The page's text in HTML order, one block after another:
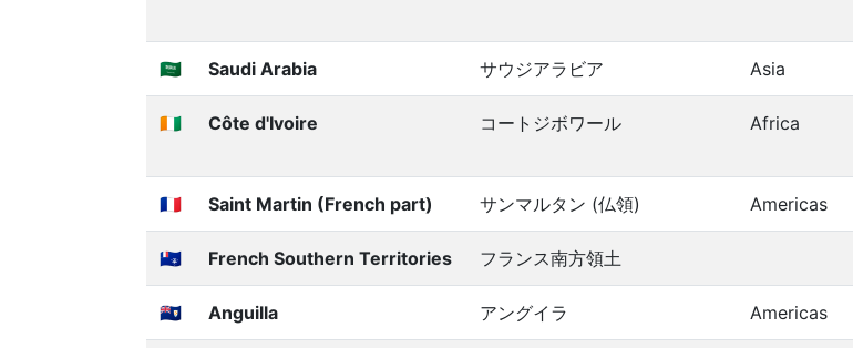
🇸🇦 Saudi Arabia サウジアラビア Asia
🇨🇮 Côte d'Ivoire コートジボワール Africa
🇲🇫 Saint Martin (French part) サンマルタン (仏領) Americas
🇹🇫 French Southern Territories フランス南方領土
🇦🇮 Anguilla アングイラ Americas